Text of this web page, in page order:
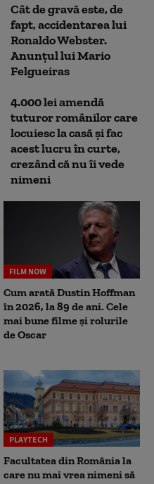
Cât de gravă este, de
fapt, accidentarea lui
Ronaldo Webster.
Anunțul lui Mario
Felgueiras
4.000 lei amendă
tuturor românilor care
locuiesc la casă și fac
acest lucru în curte,
crezând că nu îi vede
nimeni
FILM NOW
Cum arată Dustin Hoffman
în 2026, la 89 de ani. Cele
mai bune filme și rolurile
de Oscar
PLAYTECH
Facultatea din România la
care nu mai vrea nimeni să